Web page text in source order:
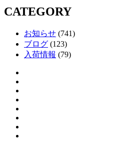
CATEGORY
お知らせ (741)
ブログ (123)
入荷情報 (79)